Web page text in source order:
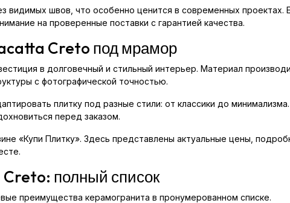
видимых швов, что особенно ценится в современных проектах.
на проверенные поставки с гарантией качества.
Creto под мрамор
в долговечный и стильный интерьер. Материал
с фотографической точностью.
плитку под разные стили: от классики до
перед заказом.
«Купи Плитку». Здесь представлены актуальные цены,
полный список
преимущества керамогранита в пронумерованном списке.